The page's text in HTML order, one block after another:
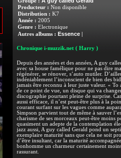
Producteur : Non disponible
Distribution : K7
Année : 2005
Genre : Electronique
Autres albums : Essence|
Chronique i-muzzik.net ( Harry )
Depuis des années et des années, A guy
avec sa house famélique pour ne pas dire
régénérer, se rénover, s’auto mutiler.
indéniablement l’inconscient de bien des
jamais être reconnu à leur juste valeur. « To
de ce point de vue, un disque qui va
discographie pourtant pleine de surprise.
aussi efficace, il n’est peut-être plus à la
courant surfant sur les vagues comme
Simpson parvient tout de même à sauver
charisme de ses morceaux peut-être moins
quasiment un adepte de la contemplation
jazz aussi, A guy called Gerald pond un
exemplaire maturité sans que cela ne soit
d’être insultant, car la maturité
bonhomme un charmeur certainement
rassurant.